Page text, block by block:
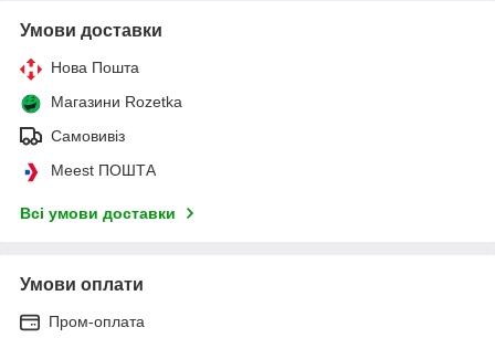
Умови доставки
Нова Пошта
Магазини Rozetka
Самовивіз
Meest ПОШТА
Всі умови доставки
Умови оплати
Пром-оплата